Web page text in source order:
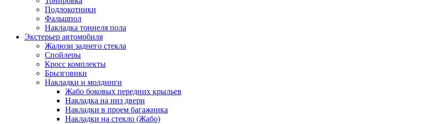
Подлокотники
Фальшпол
Накладка тоннеля пола
Экстерьер автомобиля
Жалюзи заднего стекла
Спойлеры
Кросс комплекты
Брызговики
Накладки и молдинги
Жабо боковых передних крыльев
Накладка на низ двери
Накладки в проем багажника
Накладки на стекло (Жабо)